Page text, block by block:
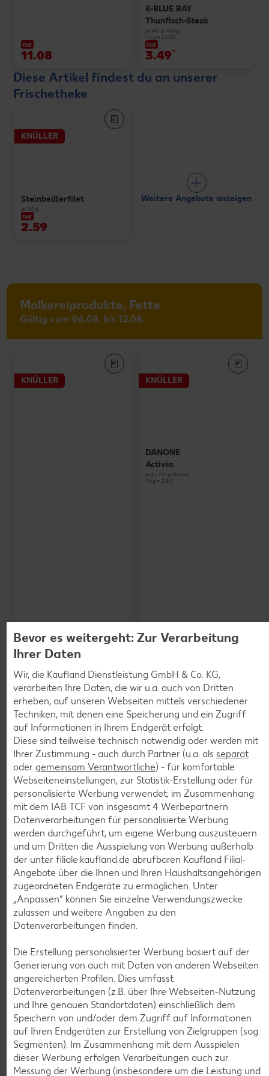
nur
11.08
K-BLUE BAY
Thunfisch-Steak
je 140-g-Packg.
(1 kg = 24.93)
nur
3.49*
Diese Artikel findest du an unserer
Frischetheke
KNÜLLER
Steinbeißerfilet
je 100 g
nur
2.59
Weitere Angebote anzeigen
Molkereiprodukte, Fette
Gültig vom 06.08. bis 12.08.
KNÜLLER
SCHWARZWALDMILCH
Bioland frische Vollmilch,
3,8 % Fett
nur
1.59
KNÜLLER
DANONE
Activia
je 4 x 115-g-Becher
(1 kg = 2.81)
nur
1.29
K-TAKE IT VEGGIE
versch. Sorten
je 400-g-Becher
(1 kg = 3.23)
1.29
Weitere Angebote anzeigen
Diese Artikel findest du an unserer
Frischetheke
Bevor es weitergeht: Zur Verarbeitung
Ihrer Daten
Wir, die Kaufland Dienstleistung GmbH & Co. KG,
verarbeiten Ihre Daten, die wir u.a. auch von Dritten
erheben, auf unseren Webseiten mittels verschiedener
Techniken, mit denen eine Speicherung und ein Zugriff
auf Informationen in Ihrem Endgerät erfolgt.
Diese sind teilweise technisch notwendig oder werden mit
Ihrer Zustimmung - auch durch Partner (u.a. als separat
oder gemeinsam Verantwortliche) - für komfortable
Webseiteneinstellungen, zur Statistik-Erstellung oder für
personalisierte Werbung verwendet; im Zusammenhang
mit dem IAB TCF von insgesamt 4 Werbepartnern.
Datenverarbeitungen für personalisierte Werbung
werden durchgeführt, um eigene Werbung auszusteuern
und um Dritten die Ausspielung von Werbung außerhalb
der unter filiale.kaufland.de abrufbaren Kaufland Filial-
Angebote über die Ihnen und Ihren Haushaltsangehörigen
zugeordneten Endgeräte zu ermöglichen. Unter
„Anpassen“ können Sie einzelne Verwendungszwecke
zulassen und weitere Angaben zu den
Datenverarbeitungen finden.
Die Erstellung personalisierter Werbung basiert auf der
Generierung von auch mit Daten von anderen Webseiten
angereicherten Profilen. Dies umfasst
Datenverarbeitungen (z.B. über Ihre Webseiten-Nutzung
und Ihre genauen Standortdaten) einschließlich dem
Speichern von und/oder dem Zugriff auf Informationen
auf Ihren Endgeräten zur Erstellung von Zielgruppen (sog.
Segmenten). Im Zusammenhang mit dem Ausspielen
dieser Werbung erfolgen Verarbeitungen auch zur
Messung der Werbung (insbesondere um die Leistung und